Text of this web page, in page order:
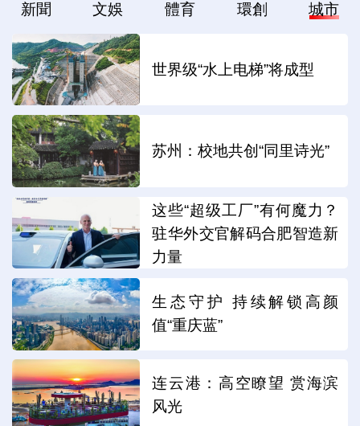
新聞 文娛 體育 環創 城市
世界级“水上电梯”将成型
苏州：校地共创“同里诗光”
这些“超级工厂”有何魔力？
驻华外交官解码合肥智造新
力量
生态守护 持续解锁高颜
值“重庆蓝”
连云港：高空瞭望 赏海滨
风光